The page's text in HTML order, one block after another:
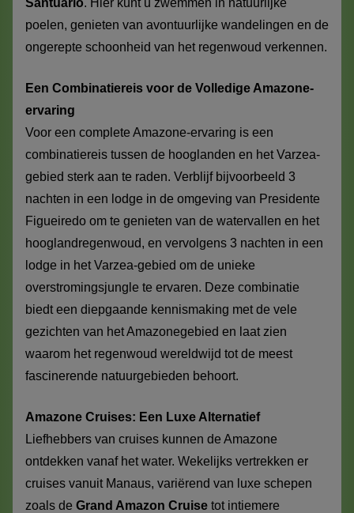
poelen, genieten van avontuurlijke wandelingen en de
ongerepte schoonheid van het regenwoud verkennen.
Een Combinatiereis voor de Volledige Amazone-
ervaring
Voor een complete Amazone-ervaring is een
combinatiereis tussen de hooglanden en het Varzea-
gebied sterk aan te raden. Verblijf bijvoorbeeld 3
nachten in een lodge in de omgeving van Presidente
Figueiredo om te genieten van de watervallen en het
hooglandregenwoud, en vervolgens 3 nachten in een
lodge in het Varzea-gebied om de unieke
overstromingsjungle te ervaren. Deze combinatie
biedt een diepgaande kennismaking met de vele
gezichten van het Amazonegebied en laat zien
waarom het regenwoud wereldwijd tot de meest
fascinerende natuurgebieden behoort.
Amazone Cruises: Een Luxe Alternatief
Liefhebbers van cruises kunnen de Amazone
ontdekken vanaf het water. Wekelijks vertrekken er
cruises vanuit Manaus, variërend van luxe schepen
zoals de Grand Amazon Cruise tot intiemere